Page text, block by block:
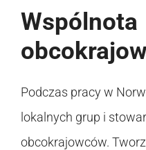
Wspólnota
Podczas pracy w
lokalnych grup i
obcokrajowców.